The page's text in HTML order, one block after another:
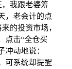
我跟老婆筹
，老会计的点
的投资市场，
点击“全仓买
冲动地说：
可系统却提醒